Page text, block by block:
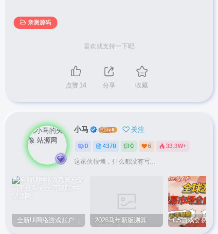
亲测源码
喜欢就支持一下吧
点赞 14 分享 收藏
小马 关注
0 4370 0 6 33.3W+
这家伙很懒，什么都没有写...
全新UI网络游戏账户交易平台系统 全开源版本 2026马年新版测算系统源码